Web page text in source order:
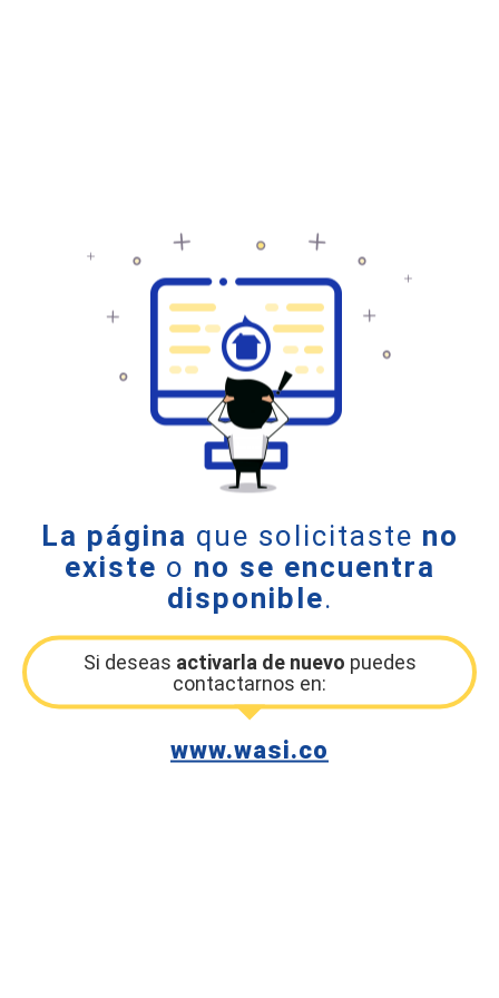
La página que solicitaste no
existe o no se encuentra
disponible.
Si deseas activarla de nuevo puedes
contactarnos en:
www.wasi.co